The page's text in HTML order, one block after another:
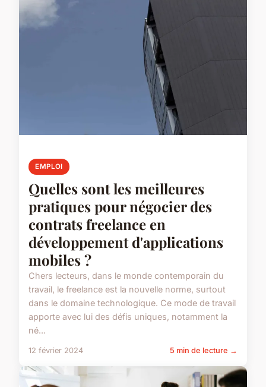
EMPLOI
Quelles sont les meilleures
pratiques pour négocier des
contrats freelance en
développement d'applications
mobiles ?
Chers lecteurs, dans le monde contemporain du
travail, le freelance est la nouvelle norme, surtout
dans le domaine technologique. Ce mode de travail
apporte avec lui des défis uniques, notamment la
né...
12 février 2024 5 min de lecture →